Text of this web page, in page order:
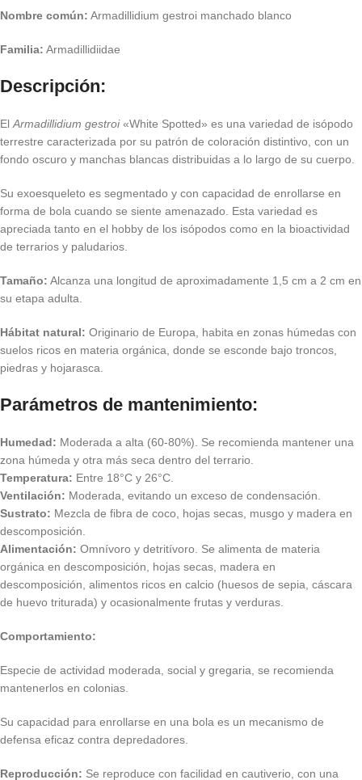
Nombre común: Armadillidium gestroi manchado blanco
Familia: Armadillidiidae
Descripción:
El Armadillidium gestroi«White Spotted» es una variedad de isópodo
terrestre caracterizada por su patrón de coloración distintivo, con un
fondo oscuro y manchas blancas distribuidas a lo largo de su cuerpo.
Su exoesqueleto es segmentado y con capacidad de enrollarse en
forma de bola cuando se siente amenazado. Esta variedad es
apreciada tanto en el hobby de los isópodos como en la bioactividad
de terrarios y paludarios.
Tamaño: Alcanza una longitud de aproximadamente 1,5 cm a 2 cm en
su etapa adulta.
Hábitat natural: Originario de Europa, habita en zonas húmedas con
suelos ricos en materia orgánica, donde se esconde bajo troncos,
piedras y hojarasca.
Parámetros de mantenimiento:
Humedad: Moderada a alta (60-80%). Se recomienda mantener una
zona húmeda y otra más seca dentro del terrario.
Temperatura: Entre 18°C y 26°C.
Ventilación: Moderada, evitando un exceso de condensación.
Sustrato: Mezcla de fibra de coco, hojas secas, musgo y madera en
descomposición.
Alimentación: Omnívoro y detritívoro. Se alimenta de materia
orgánica en descomposición, hojas secas, madera en
descomposición, alimentos ricos en calcio (huesos de sepia, cáscara
de huevo triturada) y ocasionalmente frutas y verduras.
Comportamiento:
Especie de actividad moderada, social y gregaria, se recomienda
mantenerlos en colonias.
Su capacidad para enrollarse en una bola es un mecanismo de
defensa eficaz contra depredadores.
Reproducción: Se reproduce con facilidad en cautiverio, con una